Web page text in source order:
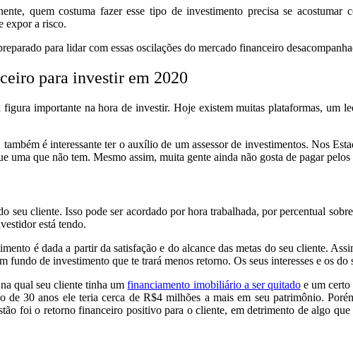
quem costuma fazer esse tipo de investimento precisa se acostumar
expor a risco.
para lidar com essas oscilações do mercado financeiro
para investir em 2020
importante na hora de investir. Hoje existem muitas plataformas, um
é interessante ter o auxílio de um assessor de investimentos. Nos
que não tem. Mesmo assim, muita gente ainda não gosta de pagar pelos
seu cliente. Isso pode ser acordado por hora trabalhada, por percentual
está tendo.
é dada a partir da satisfação e do alcance das metas do seu cliente.
fundo de investimento que te trará menos retorno. Os seus interesses e os
qual seu cliente tinha umfinanciamento imobiliário a ser quitadoe um certo
de 30 anos ele teria cerca de R$4 milhões a mais em seu patrimônio.
foi o retorno financeiro positivo para o cliente, em detrimento de algo